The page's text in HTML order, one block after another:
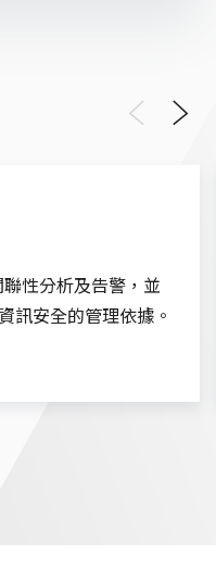
Previous
性分析及告警，並
訊安全的管理依據。
Next